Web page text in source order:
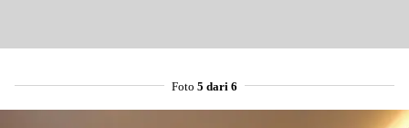
Foto 5 dari 6